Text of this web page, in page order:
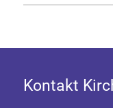
Kontakt